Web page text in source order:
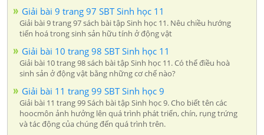
Giải bài 9 trang 97 SBT Sinh học 11
Giải bài 9 trang 97 sách bài tập Sinh học 11. Nêu chiều hướng
tiến hoá trong sinh sản hữu tính ở động vật
Giải bài 10 trang 98 SBT Sinh học 11
Giải bài 10 trang 98 sách bài tập Sinh học 11. Có thể điều hoà
sinh sản ở động vật bằng những cơ chế nào?
Giải bài 11 trang 99 SBT Sinh học 9
Giải bài 11 trang 99 Sách bài tập Sinh học 9. Cho biết tên các
hoocmôn ảnh hưởng lên quá trình phát triển, chín, rụng trứng
và tác động của chúng đến quá trình trên.